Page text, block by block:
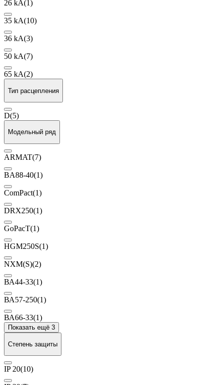
26 kA(1)
35 kA(10)
36 kA(3)
50 kA(7)
65 kA(2)
Тип расцепления
D(5)
Модельный ряд
ARMAT(7)
BA88-40(1)
ComPact(1)
DRX250(1)
GoPacT(1)
HGM250S(1)
NXM(S)(2)
ВА44-33(1)
ВА57-250(1)
ВА66-33(1)
Показать ещё 3
Степень защиты
IP 20(10)